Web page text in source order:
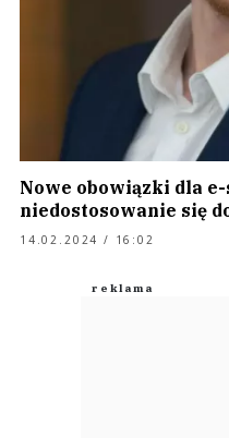
Nowe obowiązki dla
niedostosowanie się
14.02.2024 / 16:02